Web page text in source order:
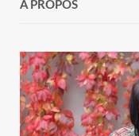
À PROPOS